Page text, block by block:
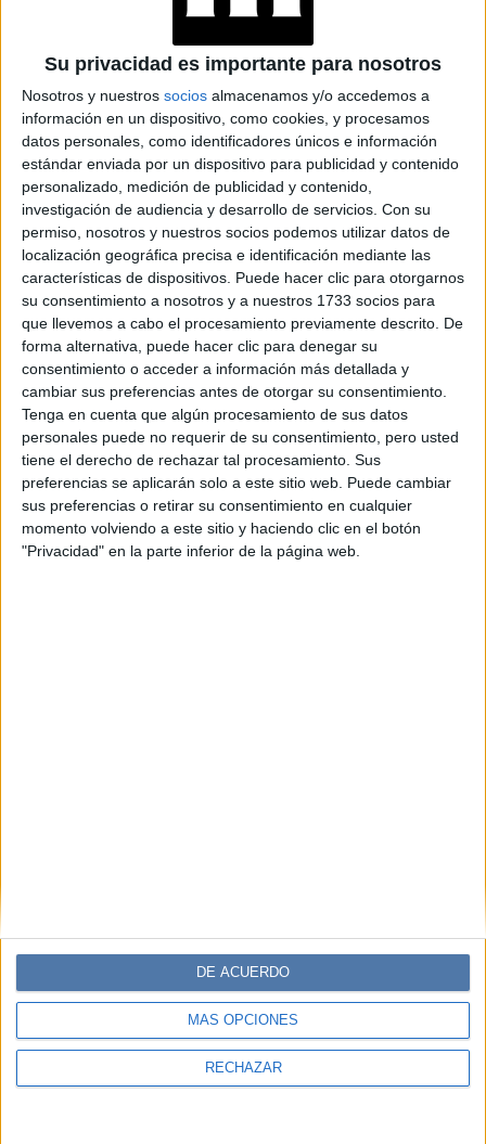
Su privacidad es importante para nosotros
Nosotros y nuestros socios almacenamos y/o accedemos a
información en un dispositivo, como cookies, y procesamos
datos personales, como identificadores únicos e información
estándar enviada por un dispositivo para publicidad y contenido
personalizado, medición de publicidad y contenido,
investigación de audiencia y desarrollo de servicios. Con su
permiso, nosotros y nuestros socios podemos utilizar datos de
localización geográfica precisa e identificación mediante las
características de dispositivos. Puede hacer clic para otorgarnos
su consentimiento a nosotros y a nuestros 1733 socios para
que llevemos a cabo el procesamiento previamente descrito. De
forma alternativa, puede hacer clic para denegar su
consentimiento o acceder a información más detallada y
cambiar sus preferencias antes de otorgar su consentimiento.
Tenga en cuenta que algún procesamiento de sus datos
personales puede no requerir de su consentimiento, pero usted
tiene el derecho de rechazar tal procesamiento. Sus
preferencias se aplicarán solo a este sitio web. Puede cambiar
sus preferencias o retirar su consentimiento en cualquier
momento volviendo a este sitio y haciendo clic en el botón
"Privacidad" en la parte inferior de la página web.
MÁS OPCIONES
RECHAZAR
DE ACUERDO
LIFESTYLE15-10-2025 15:53
Conocé los dos bares argentinos entre
los mejores del mundo: cocteles de
autor y DJ sets
Tres Monos y CoChinChina fueron reconocidos
nuevamente entre los 50 Best Bars a nivel global,
consolidando a la Argentina como capital gastrobar.
Por Sara González Velásquez
de la atmosfera.